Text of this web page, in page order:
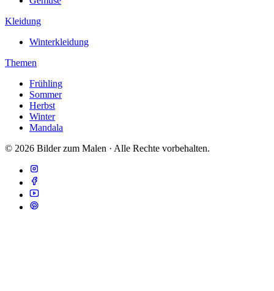
Kleidung
Winterkleidung
Themen
Frühling
Sommer
Herbst
Winter
Mandala
© 2026 Bilder zum Malen · Alle Rechte vorbehalten.